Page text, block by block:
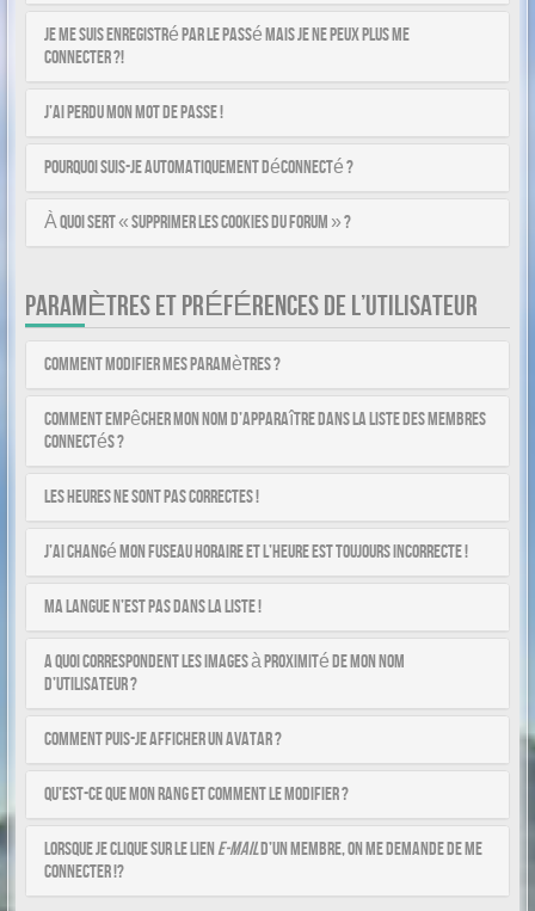
Je me suis enregistré par le passé mais je ne peux plus me
connecter ?!
J’ai perdu mon mot de passe !
Pourquoi suis-je automatiquement déconnecté ?
À quoi sert « Supprimer les cookies du forum » ?
PARAMÈTRES ET PRÉFÉRENCES DE L’UTILISATEUR
Comment modifier mes paramètres ?
Comment empêcher mon nom d’apparaître dans la liste des membres
connectés ?
Les heures ne sont pas correctes !
J’ai changé mon fuseau horaire et l’heure est toujours incorrecte !
Ma langue n’est pas dans la liste !
A quoi correspondent les images à proximité de mon nom
d’utilisateur ?
Comment puis-je afficher un avatar ?
Qu’est-ce que mon rang et comment le modifier ?
Lorsque je clique sur le liene-maild’un membre, on me demande de me
connecter !?